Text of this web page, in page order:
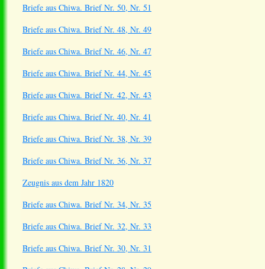
Briefe aus Chiwa. Brief Nr. 50, Nr. 51
Briefe aus Chiwa. Brief Nr. 48, Nr. 49
Briefe aus Chiwa. Brief Nr. 46, Nr. 47
Briefe aus Chiwa. Brief Nr. 44, Nr. 45
Briefe aus Chiwa. Brief Nr. 42, Nr. 43
Briefe aus Chiwa. Brief Nr. 40, Nr. 41
Briefe aus Chiwa. Brief Nr. 38, Nr. 39
Briefe aus Chiwa. Brief Nr. 36, Nr. 37
Zeugnis aus dem Jahr 1820
Briefe aus Chiwa. Brief Nr. 34, Nr. 35
Briefe aus Chiwa. Brief Nr. 32, Nr. 33
Briefe aus Chiwa. Brief Nr. 30, Nr. 31